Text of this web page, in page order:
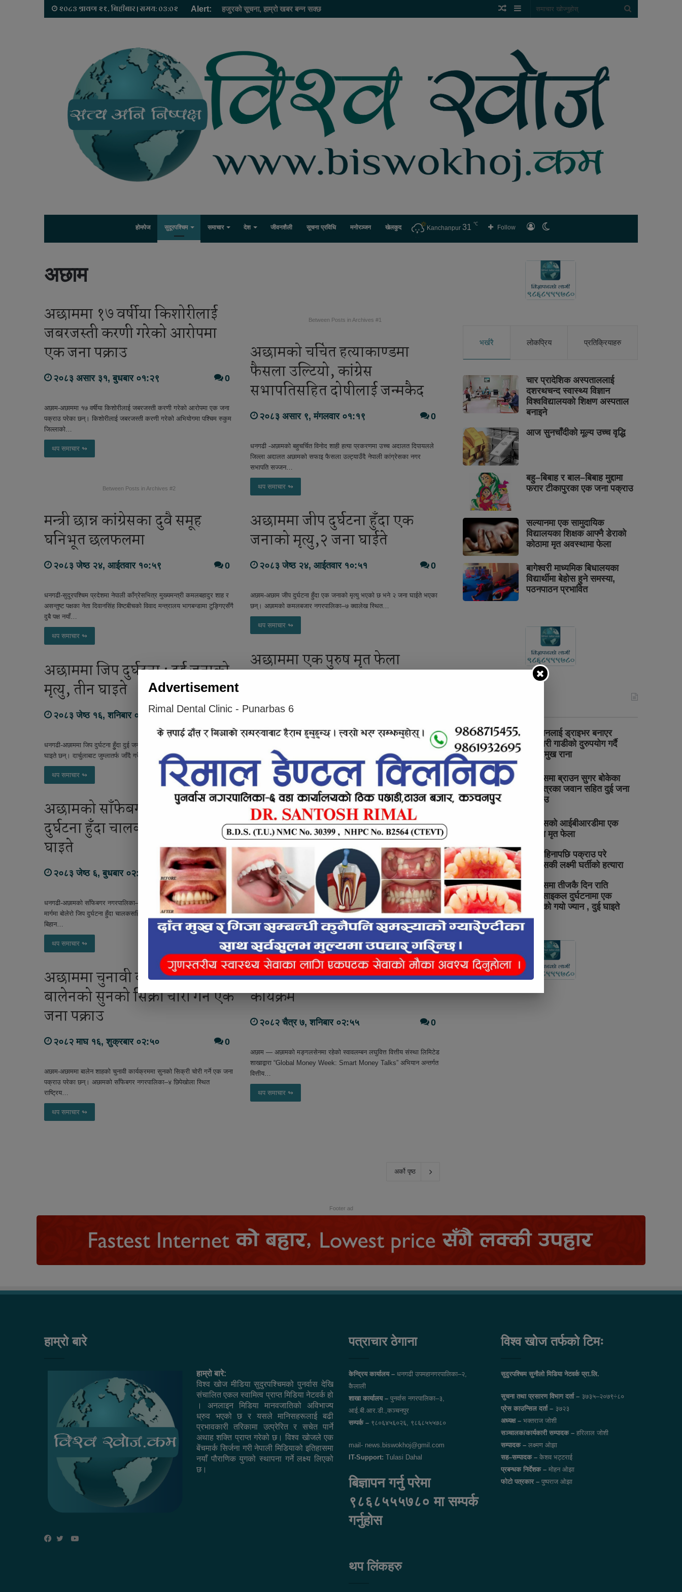
२०८३ श्रावण २१, बिहीबार | समय: ०३:०२ Alert: हजुरको सूचना, हाम्रो खबर बन्न सक्छ Sidebar
Random
होमपेज सुदूरपश्चिम समाचार देश जीवनशैली सूचना प्रविधि मनोरञ्जन खेलकुद लगइन
Follow
Kanchanpur 31 ℃
अछाम
अछाममा १७ वर्षीया किशोरीलाई
जबरजस्ती करणी गरेको आरोपमा
एक जना पक्राउ
२०८३ असार ३१, बुधबार ०१:२९ 0
अछाम-अछाममा १७ वर्षीया किशोरीलाई जबरजस्ती करणी गरेको आरोपमा एक जना
पक्राउ परेका छन्। किशोरीलाई जबरजस्ती करणी गरेको अभियोगमा पश्चिम रुकुम
जिल्लाको…
थप समाचार ↬
Between Posts in Archives #1
अछामको चर्चित हत्याकाण्डमा
फैसला उल्टियो, कांग्रेस
सभापतिसहित दोषीलाई जन्मकैद
२०८३ असार ९, मंगलवार ०१:१९ 0
धनगढी -अछामको बहुचर्चित विनोद शाही हत्या प्रकरणमा उच्च अदालत दिपायलले
जिल्ला अदालत अछामको सफाइ फैसला उल्ट्याउँदै नेपाली कांग्रेसका नगर
सभापति सज्जन…
थप समाचार ↬
Between Posts in Archives #2
मन्त्री छान्न कांग्रेसका दुवै समूह
घनिभूत छलफलमा
२०८३ जेष्ठ २४, आईतवार १०:५९ 0
धनगढी-सुदूरपश्चिम प्रदेशमा नेपाली काँग्रेसभित्र मुख्यमन्त्री कमलबहादुर शाह र
असन्तुष्ट पक्षका नेता दिवानसिंह विष्टबीचको विवाद मन्त्रालय भागबन्डामा टुङ्गिएसँगै
दुबै पक्ष नयाँ…
थप समाचार ↬
अछाममा जीप दुर्घटना हुँदा एक
जनाको मृत्यु,२ जना घाईते
२०८३ जेष्ठ २४, आईतवार १०:५१ 0
अछाम-अछाम जीप दुर्घटना हुँदा एक जनाको मृत्यु भएको छ भने २ जना घाईते भएका
छन्। अछामको कमलबजार नगरपालिका–७ क्वालेख स्थित…
थप समाचार ↬
अछाममा एक पुरुष मृत फेला
अछाम-अछाममा एक पुरुष मृत फेला परेका छन्। अछामको पञ्चदेवल बिनायक
कर्णाली…
थप समाचार ↬
अछाममा जिप दुर्घटना : दुई जनाको
मृत्यु, तीन घाइते
२०८३ जेष्ठ १६, शनिबार ०९:२४ 0
धनगढी-अछाममा जिप दुर्घटना हुुँदा दुई जनाको मृत्यु भएको छ भने अन्य तीन जना
घाइते छन्। दार्चुलाबाट जुम्लातर्फ जाँदै गरेको सल्लोक…
थप समाचार ↬
पुनर्वासबाट लागूऔषधसहित
तीनजना पक्राउ
२०८३ जेष्ठ १५, शुक्रबार ०१:४१ 0
कञ्चनपुर- कञ्चनपुरबाट लागूऔषधसहित ३ जना पक्राउ परेका छन्। कञ्चनपुरको
पुनर्वास नगरपालिका–११ अमरबस्ती मसानघाटबाट १ ग्राम ३६० मिलिग्राम
लागूऔषध खैरोहेरोइनसहित कैलालीको धनगढी…
थप समाचार ↬
अछामको साँफेबगरमा बोलेरो जिप
दुर्घटना हुँदा चालकसहित पाँच जना
घाइते
२०८३ जेष्ठ ६, बुधबार ०२:५२
धनगढी-अछामको साँफेबगर नगरपालिका–२ स्वाँरबाडास्थित पहलमान सिंह स्वाँर
मार्गमा बोलेरो जिप दुर्घटना हुँदा चालकसहित पाँच जना घाइते भएका छन्। बुधवार
बिहान…
थप समाचार ↬
अछामको मङ्गलसेनमा रहेको
स्वावलम्बन लघुवित्तद्वारा
विधार्थीहरुसँग वित्तीय साक्षरता
कार्यक्रम
२०८२ चैत्र ७, शनिबार ०२:५५ 0
अछाम — अछामको मङ्गलसेनमा रहेको स्वावलम्बन लघुवित्त वित्तीय संस्था लिमिटेड
शाखाद्वारा “Global Money Week: Smart Money Talks” अभियान अन्तर्गत
वित्तीय…
थप समाचार ↬
अछाममा चुनावी कार्यक्रममा
बालेनको सुनको सिक्री चोरी गर्ने एक
जना पक्राउ
२०८२ माघ १६, शुक्रबार ०२:५० 0
अछाम-अछाममा बालेन शाहको चुनावी कार्यक्रममा सुनको सिक्री चोरी गर्ने एक जना
पक्राउ परेका छन्। अछामको साँफेबगर नगरपालिका–४ छिपेखोला स्थित
राष्ट्रिय…
थप समाचार ↬
अर्को पृष्ठ
भर्खरै लोकप्रिय प्रतिक्रियाहरु
चार प्रादेशिक अस्पताललाई
दशरथचन्द स्वास्थ्य विज्ञान
विश्वविद्यालयको शिक्षण अस्पताल
बनाइने
आज सुनचाँदीको मूल्य उच्च वृद्धि
बहु–बिबाह र बाल–बिबाह मुद्दामा
फरार टीकापुरका एक जना पक्राउ
सल्यानमा एक सामुदायिक
विद्यालयका शिक्षक आफ्नै डेराको
कोठामा मृत अवस्थामा फेला
बागेश्वरी माध्यमिक बिधालयका
विद्यार्थीमा बेहोस हुने समस्या,
पठनपाठन प्रभावित
श्रीमानलाई ड्राइभर बनाएर
सरकारी गाडीको दुरुपयोग गर्दै
उपप्रमुख राना
पुनर्वासमा ब्राउन सुगर बोकेका
सशस्त्रका जवान सहित दुई जना
पक्राउ
पुनर्वासको आईबीआरडीमा एक
महिला मृत फेला
डेढ महिनापछि पक्राउ परे
पुनर्वासकी लक्ष्मी घर्तीको हत्यारा
पुनर्वासमा तीजकै दिन राति
मोटरसाइकल दुर्घटनामा एक
युवकको गयो ज्यान , दुई घाइते
Footer ad
हाम्रो बारे
हाम्रो बारे:
विश्व खोज मीडिया सुदुरपश्चिमको पुनर्वास देखि
संचालित एकल स्वामित्व प्राप्त मिडिया नेटवर्क हो
। अनलाइन मिडिया मानवजातिको अविभाज्य
ध्रुव भएको छ र यसले मानिसहरूलाई बढी
प्रभावकारी तरिकामा उत्प्रेरित र सचेत पार्ने
अथाह शक्ति प्राप्त गरेको छ। विश्व खोजले एक
बेंचमार्क सिर्जना गरी नेपाली मिडियाको इतिहासमा
नयाँ पौराणिक युगको स्थापना गर्ने लक्ष्य लिएको
छ।
YouTube
पत्राचार ठेगाना
केन्द्रिय कार्यालय – धनगढी उपमहानगरपालिका–२,
कैलाली
शाखा कार्यालय – पुनर्वास नगरपालिका–३,
आई.बी.आर.डी.,कञ्चनपुर
सम्पर्क – ९८०६४५६०२६, ९८६८५५५७८०
mail- news.biswokhoj@gmil.com
IT-Support: Tulasi Dahal
बिज्ञापन गर्नु परेमा
९८६८५५५७८० मा सम्पर्क
गर्नुहोस
थप लिंकहरु
विश्व खोज तर्फको टिमः
सुदुरपश्चिम सुनौलो मिडिया नेटवर्क प्रा.लि.
सुचना तथा प्रसारण विभाग दर्ता – ३७३५–२०७९÷८०
प्रेस काउन्सिल दर्ता – ३७२३
अध्यक्ष – भक्तराज जोशी
सञ्चालक/कार्यकारी सम्पादक – हरिलाल जोशी
सम्पादक – लक्ष्मण ओझा
सह–सम्पादक – केशव भट्टराई
प्रबन्धक निर्देशक – मोहन ओझा
फोटो पत्रकार – पुष्पराज ओझा
Advertisement
Rimal Dental Clinic - Punarbas 6